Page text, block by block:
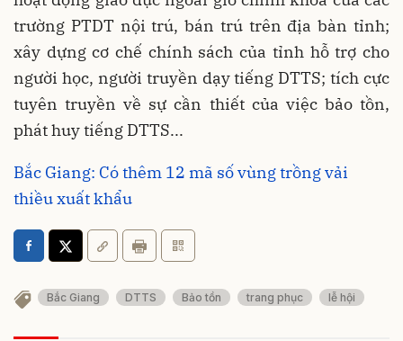
trường PTDT nội trú, bán trú trên địa bàn tỉnh;
xây dựng cơ chế chính sách của tỉnh hỗ trợ cho
người học, người truyền dạy tiếng DTTS; tích cực
tuyên truyền về sự cần thiết của việc bảo tồn,
phát huy tiếng DTTS...
Bắc Giang: Có thêm 12 mã số vùng trồng vải
thiều xuất khẩu
Bắc Giang DTTS Bảo tồn trang phục lễ hội